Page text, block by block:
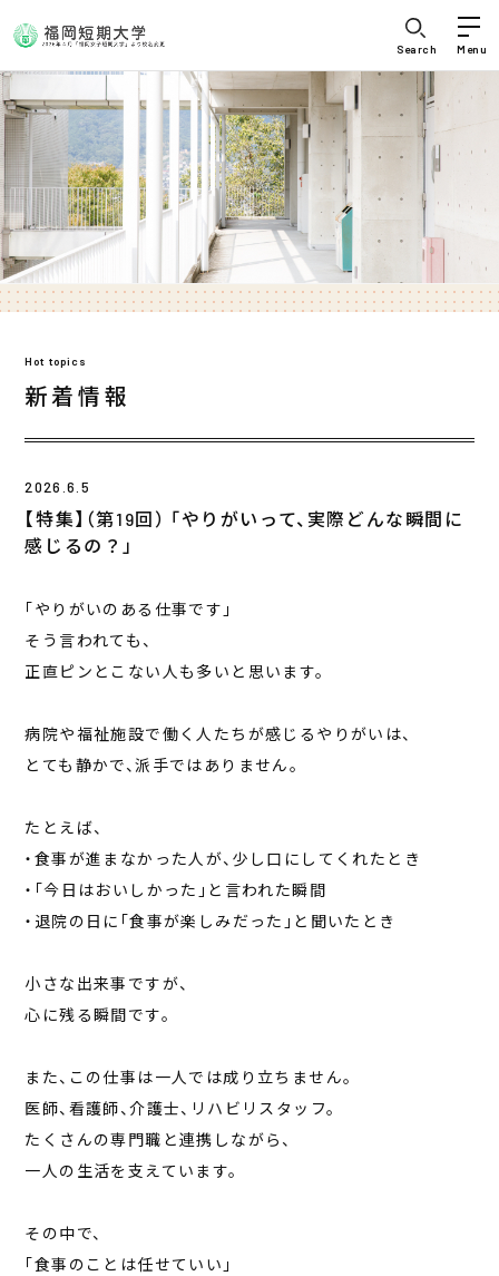
Search Menu
Hot topics
新着情報
2026.6.5
【特集】（第19回） 「やりがいって、実際どんな瞬間に
感じるの？」
「やりがいのある仕事です」
そう言われても、
正直ピンとこない人も多いと思います。
病院や福祉施設で働く人たちが感じるやりがいは、
とても静かで、派手ではありません。
たとえば、
・食事が進まなかった人が、少し口にしてくれたとき
・「今日はおいしかった」と言われた瞬間
・退院の日に「食事が楽しみだった」と聞いたとき
小さな出来事ですが、
心に残る瞬間です。
また、この仕事は一人では成り立ちません。
医師、看護師、介護士、リハビリスタッフ。
たくさんの専門職と連携しながら、
一人の生活を支えています。
その中で、
「食事のことは任せていい」